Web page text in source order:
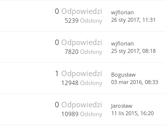
0 Odpowiedzi
5239 Odsłony
wjflorian
26 sty 2017, 11:31
0 Odpowiedzi
7820 Odsłony
wjflorian
25 sty 2017, 08:18
1 Odpowiedzi
12948 Odsłony
Bogusław
03 mar 2016, 08:33
0 Odpowiedzi
10989 Odsłony
Jarosław
11 lis 2015, 16:20